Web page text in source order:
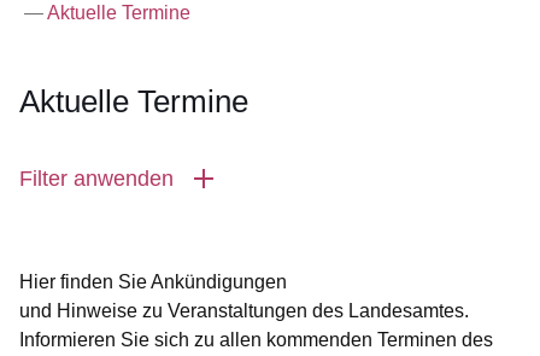
Aktuelle Termine
Aktuelle Termine
Filter anwenden
Hier finden Sie Ankündigungen
und Hinweise zu Veranstaltungen des Landesamtes.
Informieren Sie sich zu allen kommenden Terminen des